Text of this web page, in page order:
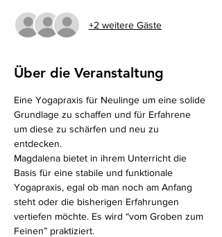
+2 weitere Gäste
Über die Veranstaltung
Eine Yogapraxis für Neulinge um eine solide
Grundlage zu schaffen und für Erfahrene
um diese zu schärfen und neu zu
entdecken.
Magdalena bietet in ihrem Unterricht die
Basis für eine stabile und funktionale
Yogapraxis, egal ob man noch am Anfang
steht oder die bisherigen Erfahrungen
vertiefen möchte. Es wird “vom Groben zum
Feinen” praktiziert.